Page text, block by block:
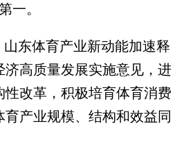
一。
东体育产业新动能加速释
济高质量发展实施意见，进
性改革，积极培育体育消费
产业规模、结构和效益同